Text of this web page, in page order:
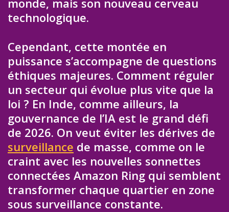
technologique.
Cependant, cette montée en
puissance s’accompagne de questions
éthiques majeures. Comment réguler
un secteur qui évolue plus vite que la
loi ? En Inde, comme ailleurs, la
gouvernance de l’IA est le grand défi
de 2026. On veut éviter les dérives de
surveillance de masse, comme on le
craint avec les nouvelles sonnettes
connectées Amazon Ring qui semblent
transformer chaque quartier en zone
sous surveillance constante.